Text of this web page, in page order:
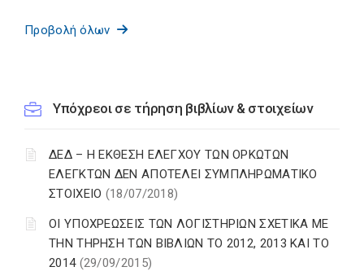
Προβολή όλων
Υπόχρεοι σε τήρηση βιβλίων & στοιχείων
ΔΕΔ – Η ΕΚΘΕΣΗ ΕΛΕΓΧΟΥ ΤΩΝ ΟΡΚΩΤΩΝ
ΕΛΕΓΚΤΩΝ ΔΕΝ ΑΠΟΤΕΛΕΙ ΣΥΜΠΛΗΡΩΜΑΤΙΚΟ
ΣΤΟΙΧΕΙΟ (18/07/2018)
ΟΙ ΥΠΟΧΡΕΩΣΕΙΣ ΤΩΝ ΛΟΓΙΣΤΗΡΙΩΝ ΣΧΕΤΙΚΑ ΜΕ
ΤΗΝ ΤΗΡΗΣΗ ΤΩΝ ΒΙΒΛΙΩΝ ΤΟ 2012, 2013 ΚΑΙ ΤΟ
2014 (29/09/2015)